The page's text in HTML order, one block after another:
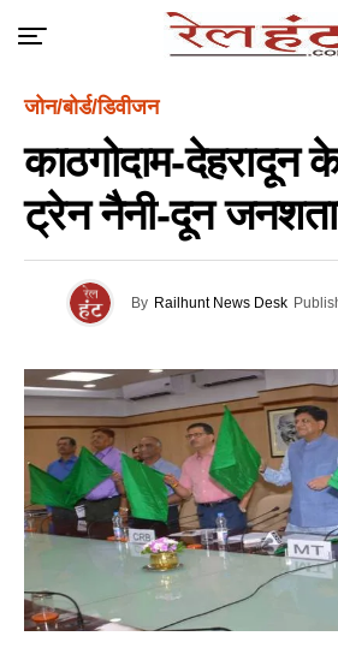
जोन/बोर्ड/डिवीजन
काठगोदाम-देहरादून
ट्रेन नैनी-दून
By Railhunt News Desk